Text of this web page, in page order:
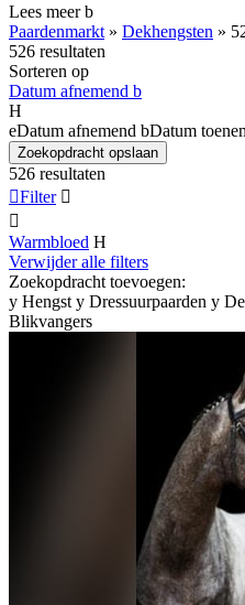
Lees meerb
Paardenmarkt » Dekhengsten »
526 resultaten
Sorteren op
Datum afnemend b
H
eDatum afnemend bDatum
Zoekopdracht opslaan
526 resultaten
Filter 

Warmbloed H
Verwijder alle filters
Zoekopdracht toevoegen:
y Hengst y Dressuurpaarden y
Blikvangers